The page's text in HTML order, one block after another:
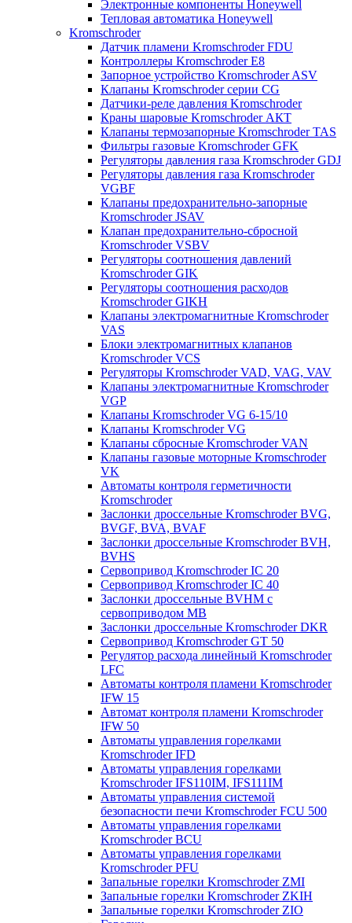
Электронные компоненты Honeywell
Тепловая автоматика Honeywell
Kromschroder
Датчик пламени Kromschroder FDU
Контроллеры Kromschroder E8
Запорное устройство Kromschroder ASV
Клапаны Kromschroder серии CG
Датчики-реле давления Kromschroder
Краны шаровые Kromschroder АКТ
Клапаны термозапорные Kromschroder TAS
Фильтры газовые Kromschroder GFK
Регуляторы давления газа Kromschroder GDJ
Регуляторы давления газа Kromschroder
VGBF
Клапаны предохранительно-запорные
Kromschroder JSAV
Клапан предохранительно-сбросной
Kromschroder VSBV
Регуляторы соотношения давлений
Kromschroder GIK
Регуляторы соотношения расходов
Kromschroder GIKH
Клапаны электромагнитные Kromschroder
VAS
Блоки электромагнитных клапанов
Kromschroder VCS
Регуляторы Kromschroder VAD, VAG, VAV
Клапаны электромагнитные Kromschroder
VGP
Клапаны Kromschroder VG 6-15/10
Клапаны Kromschroder VG
Клапаны сбросные Kromschroder VAN
Клапаны газовые моторные Kromschroder
VK
Автоматы контроля герметичности
Kromschroder
Заслонки дроссельные Kromschroder BVG,
BVGF, BVA, BVAF
Заслонки дроссельные Kromschroder BVH,
BVHS
Сервопривод Kromschroder IC 20
Сервопривод Kromschroder IC 40
Заслонки дроссельные BVHM с
сервоприводом МВ
Заслонки дроссельные Kromschroder DKR
Cервопривод Kromschroder GT 50
Регулятор расхода линейный Kromschroder
LFC
Автоматы контроля пламени Kromschroder
IFW 15
Автомат контроля пламени Kromschroder
IFW 50
Автоматы управления горелками
Kromschroder IFD
Автоматы управления горелками
Kromschroder IFS110IM, IFS111IM
Автоматы управления системой
безопасности печи Kromschroder FCU 500
Автоматы управления горелками
Kromschroder BCU
Автоматы управления горелками
Kromschroder PFU
Запальные горелки Kromschroder ZМI
Запальные горелки Kromschroder ZKIH
Запальные горелки Kromschroder ZIO